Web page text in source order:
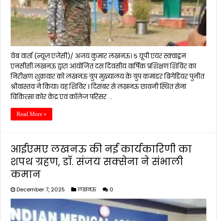
वेब वार्ता (न्यूज़ एजेंसी)/ अजय कुमार लखनऊ। 5 यूपी एयर स्क्वाड्रन
एनसीसी लखनऊ द्वारा आयोजित दस दिवसीय वार्षिक प्रशिक्षण शिविर का
निरीक्षण शुक्रवार को लखनऊ ग्रुप मुख्यालय के ग्रुप कमांडर ब्रिगेडियर पुनीत
श्रीवास्तव ने किया। यह शिविर 1 दिसंबर से लखनऊ छावनी स्थित सेना
चिकित्सा कोर केंद्र एवं कॉलेज परिसर …
Read More »
आईएमए लखनऊ की नई कार्यकारिणी का
शपथ ग्रहण, डॉ. संजय सक्सेना ने संभाली
कमान
December 7, 2025 लखनऊ 0